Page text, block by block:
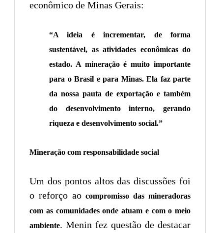
econômico de Minas Gerais:
“A ideia é incrementar, de forma
sustentável, as atividades econômicas do
estado. A mineração é muito importante
para o Brasil e para Minas. Ela faz parte
da nossa pauta de exportação e também
do desenvolvimento interno, gerando
riqueza e desenvolvimento social.”
Mineração com responsabilidade social
Um dos pontos altos das discussões foi
o reforço aocompromisso das mineradoras
com as comunidades onde atuam e com o meio
ambiente. Menin fez questão de destacar